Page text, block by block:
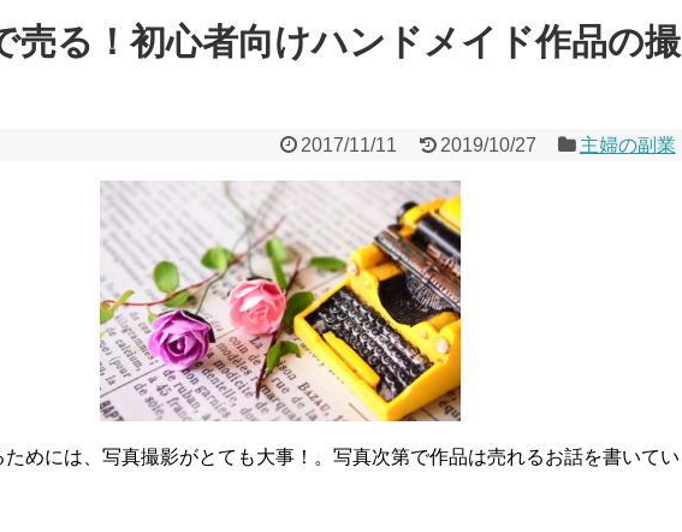
売る！初心者向けハンドメイド作品の撮
2017/11/11 2019/10/27 主婦の副業
ためには、写真撮影がとても大事！。写真次第で作品は売れるお話を書いてい